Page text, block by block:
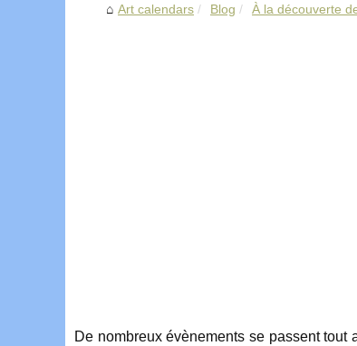
Art calendars Blog À la découverte
De nombreux évènements se passent